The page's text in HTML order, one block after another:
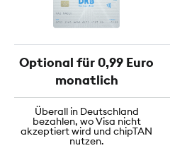
Optional für 0,99 Euro
monatlich
Überall in Deutschland
bezahlen, wo Visa nicht
akzeptiert wird und chipTAN
nutzen.